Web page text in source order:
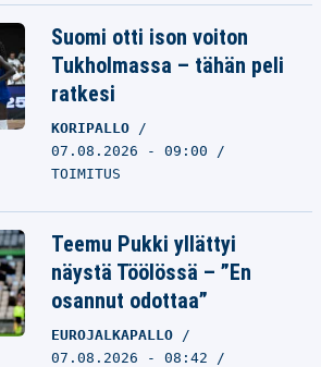
Suomi otti ison voiton
Tukholmassa – tähän peli
ratkesi
KORIPALLO
07.08.2026 - 09:00
TOIMITUS
Teemu Pukki yllättyi
näystä Töölössä – ”En
osannut odottaa”
EUROJALKAPALLO
07.08.2026 - 08:42